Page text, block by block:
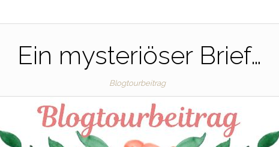
Ein mysteriöser Brief…
Blogtourbeitrag